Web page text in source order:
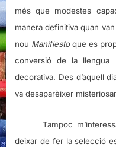
més que modestes
manera definitiva quan
nou Manifiestoque es
conversió de la llengua
decorativa. Des d’aquell
va desaparèixer
Tampoc
deixar de fer la selecció